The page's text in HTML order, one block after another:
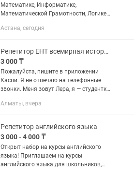
Математике, Информатике,
Математической Грамотности, Логике
формате О себе: • Работал
образовательных...
Астана, сегодня
Репетитор ЕНТ всемирная история
3 000 ₸
Пожалуйста, пишите в приложении
Каспи. Я не отвечаю на телефонные
звонки. Меня зовут Лера, я — студентка
репетитор, который знает ЕНТ изнутри
Алматы, вчера
Репетитор английского языка
3 000 - 4 000 ₸
Открыт набор на курсы английского
языка! Приглашаем на курсы
английского языка для школьников,